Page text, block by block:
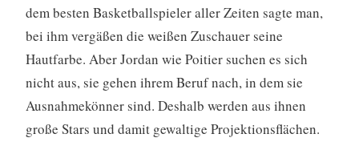
dem besten Basketballspieler aller Zeiten sagte man,
bei ihm vergäßen die weißen Zuschauer seine
Hautfarbe. Aber Jordan wie Poitier suchen es sich
nicht aus, sie gehen ihrem Beruf nach, in dem sie
Ausnahmekönner sind. Deshalb werden aus ihnen
große Stars und damit gewaltige Projektionsflächen.